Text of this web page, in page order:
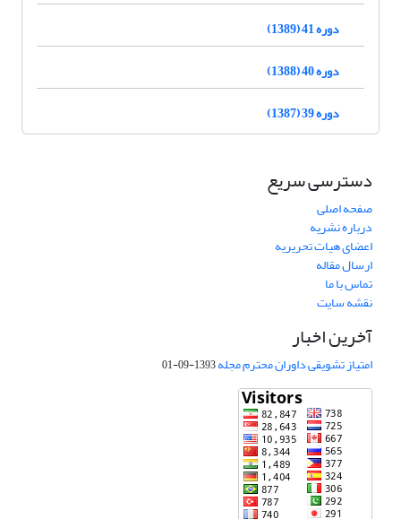
دوره 41 (1389)
دوره 40 (1388)
دوره 39 (1387)
دسترسی سریع
صفحه اصلی
درباره نشریه
اعضای هیات تحریریه
ارسال مقاله
تماس با ما
نقشه سایت
آخرین اخبار
امتیاز تشویقی داوران محترم مجله1393-09-01